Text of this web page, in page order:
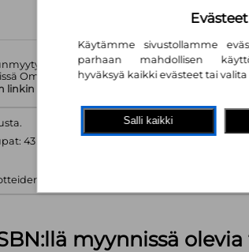
Omakaupassa
linkin
43 kpl
määrä (kts. alla): 288 kpl
myynnissä
Evästeet
Käytämme sivustollamme
parhaan mahdollisen
hyväksyä kaikki evästeet tai
Salli kaikki